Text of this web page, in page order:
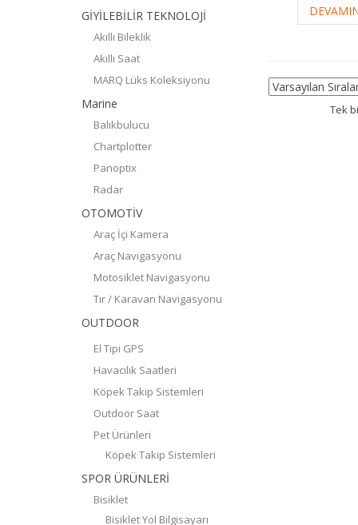
Tek
GİYİLEBİLİR TEKNOLOJİ
Akıllı Bileklik
Akıllı Saat
MARQ Lüks Koleksiyonu
Marine
Balıkbulucu
Chartplotter
Panoptix
Radar
OTOMOTİV
Araç İçi Kamera
Araç Navigasyonu
Motosiklet Navigasyonu
Tır / Karavan Navigasyonu
OUTDOOR
El Tipi GPS
Havacılık Saatleri
Köpek Takip Sistemleri
Outdoor Saat
Pet Ürünleri
Köpek Takip Sistemleri
SPOR ÜRÜNLERİ
Bisiklet
Bisiklet Yol Bilgisayarı